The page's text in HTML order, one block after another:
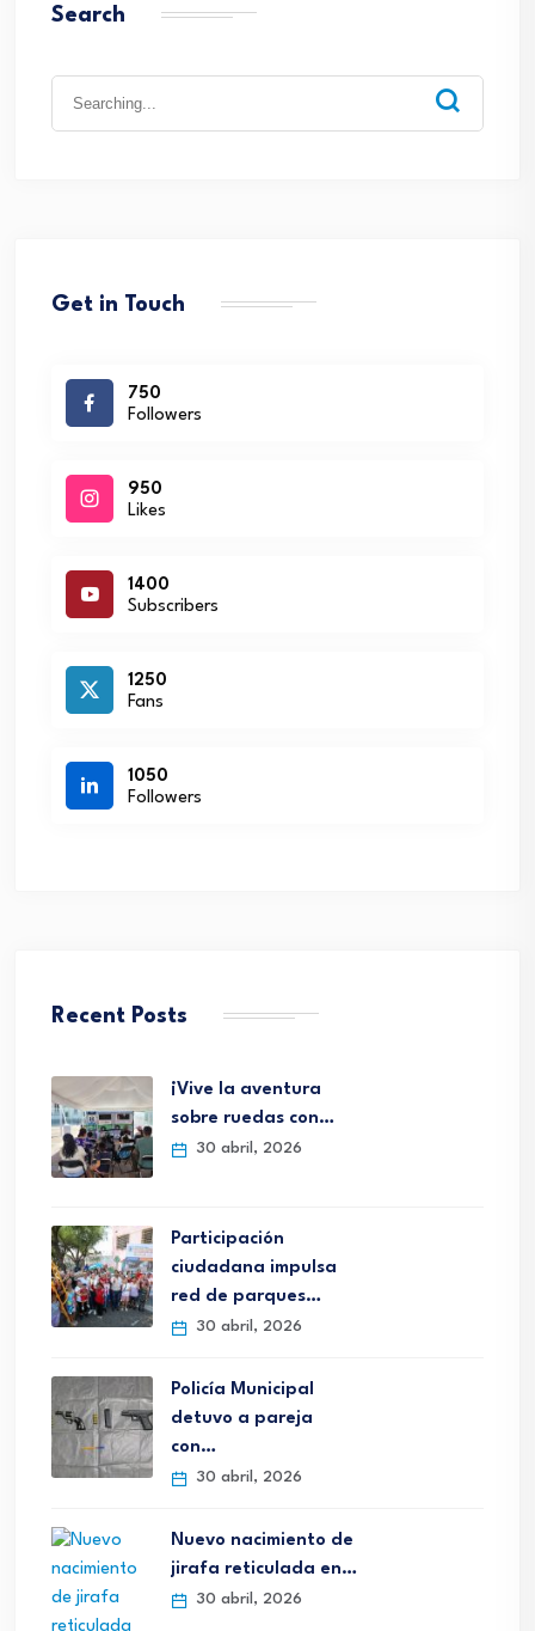
Search
Get in Touch
750
Followers
950
Likes
1400
Subscribers
1250
Fans
1050
Followers
Recent Posts
¡Vive la aventura
sobre ruedas con…
30 abril, 2026
Participación
ciudadana impulsa
red de parques…
30 abril, 2026
Policía Municipal
detuvo a pareja
con…
30 abril, 2026
Nuevo nacimiento de
jirafa reticulada en…
30 abril, 2026